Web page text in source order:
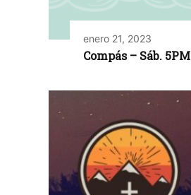
enero 21, 2023
Compás – Sáb. 5PM